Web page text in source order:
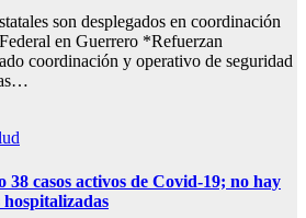
son desplegados en coordinación
en Guerrero *Refuerzan
coordinación y operativo de seguridad
casos activos de Covid-19; no hay